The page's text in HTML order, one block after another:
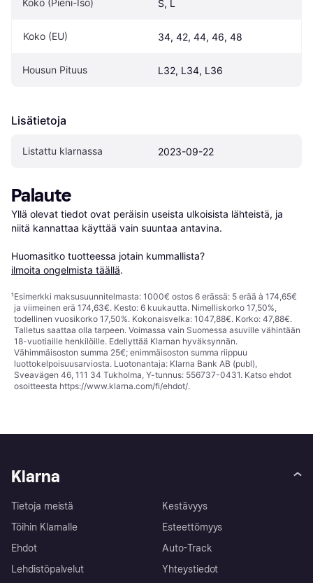
S, L
Koko (EU) 34, 42, 44, 46, 48
Housun Pituus L32, L34, L36
Lisätietoja
Listattu klarnassa 2023-09-22
Palaute
Yllä olevat tiedot ovat peräisin useista ulkoisista lähteistä, ja
niitä kannattaa käyttää vain suuntaa antavina.
Huomasitko tuotteessa jotain kummallista?
ilmoita ongelmista täällä.
¹Esimerkki maksusuunnitelmasta: 1000€ ostos 6 erässä: 5 erää à 174,65€
ja viimeinen erä 174,63€. Kesto: 6 kuukautta. Nimelliskorko 17,50%,
todellinen vuosikorko 17,50%. Kokonaisvelka: 1047,88€. Korko: 47,88€.
Talletus saattaa olla tarpeen. Voimassa vain Suomessa asuville vähintään
18-vuotiaille henkilöille. Edellyttää Klarnan hyväksynnän.
Vähimmäisoston summa 25€; enimmäisoston summa riippuu
luottokelpoisuusarviosta. Luotonantaja: Klarna Bank AB (publ),
Sveavägen 46, 111 34 Tukholma, Y-tunnus: 556737-0431. Katso ehdot
osoitteesta https://www.klarna.com/fi/ehdot/.
Klarna
Tietoja meistä
Töihin Klarnalle
Ehdot
Lehdistöpalvelut
Kestävyys
Esteettömyys
Auto-Track
Yhteystiedot